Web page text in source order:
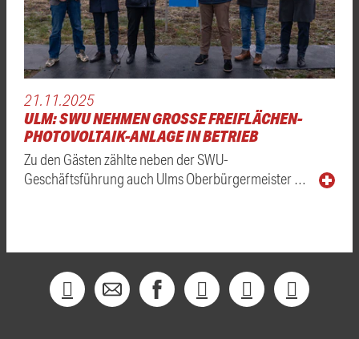
21.11.2025
ULM: SWU NEHMEN GROSSE FREIFLÄCHEN-P
HOTOVOLTAIK-ANLAGE IN BETRIEB
Zu den Gästen zählte neben der SWU-
Geschäftsführung auch Ulms Oberbürgermeister …